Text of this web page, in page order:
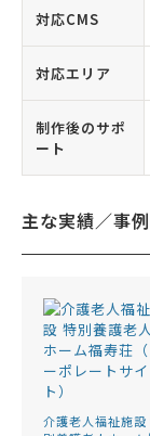
対応CMS
対応エリア
制作後のサポ
ート
主な実績／事例
介護老人福祉施設